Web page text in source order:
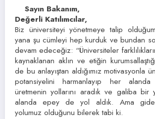
Sayın Bakanım,
Değerli Katılımcılar,
Biz üniversiteyi yönetmeye talip
yana şu cümleyi hep kurduk ve bundan
devam edeceğiz: “Üniversiteler
kaynaklanan aklın ve etiğin
de bu anlayıştan aldığımız motivasyonla
potansiyelini harmanlayıp her
üretmenin yollarını aradık ve galiba bir
alanda epey de yol aldık. Ama
yolumuz olduğunu bilerek tabi ki.